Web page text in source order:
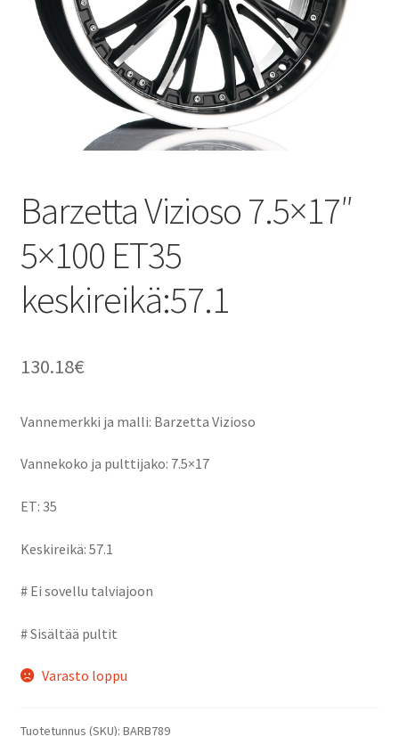
Barzetta Vizioso 7.5×17″
5×100 ET35
keskireikä:57.1
130.18€
Vannemerkki ja malli: Barzetta Vizioso
Vannekoko ja pulttijako: 7.5×17
ET: 35
Keskireikä: 57.1
# Ei sovellu talviajoon
# Sisältää pultit
Varasto loppu
Tuotetunnus (SKU): BARB789